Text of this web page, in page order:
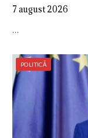
7 august 2026
…
POLITICĂ